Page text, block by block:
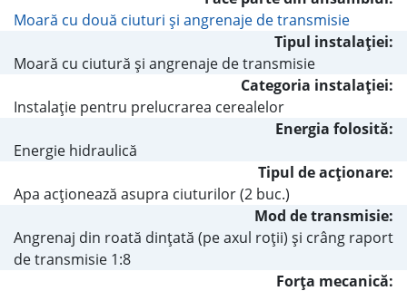
Moară cu două ciuturi şi angrenaje de transmisie
Tipul instalaţiei:
Moară cu ciutură şi angrenaje de transmisie
Categoria instalaţiei:
Instalaţie pentru prelucrarea cerealelor
Energia folosită:
Energie hidraulică
Tipul de acţionare:
Apa acţionează asupra ciuturilor (2 buc.)
Mod de transmisie:
Angrenaj din roată dinţată (pe axul roţii) şi crâng raport
de transmisie 1:8
Forţa mecanică: